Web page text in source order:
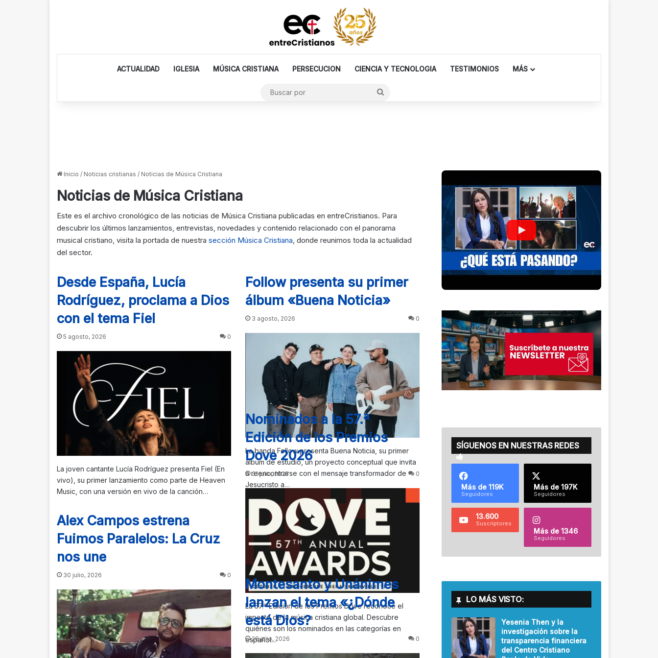
ACTUALIDAD IGLESIA MÚSICA CRISTIANA PERSECUCION CIENCIA Y TECNOLOGIA TESTIMONIOS MÁS
Inicio / Noticias cristianas / Noticias de Música Cristiana
Noticias de Música Cristiana
Este es el archivo cronológico de las noticias de Música Cristiana publicadas en entreCristianos. Para
descubrir los últimos lanzamientos, entrevistas, novedades y contenido relacionado con el panorama
musical cristiano, visita la portada de nuestra sección Música Cristiana, donde reunimos toda la actualidad
del sector.
Desde España, Lucía
Rodríguez, proclama a Dios
con el tema Fiel
5 agosto, 2026 0
La joven cantante Lucía Rodríguez presenta Fiel (En
vivo), su primer lanzamiento como parte de Heaven
Music, con una versión en vivo de la canción…
Follow presenta su primer
álbum «Buena Noticia»
3 agosto, 2026 0
La banda Follow presenta Buena Noticia, su primer
álbum de estudio, un proyecto conceptual que invita
a reencontrarse con el mensaje transformador de
Jesucristo a…
Nominados a la 57.ª
Edición de los Premios
Dove 2026
31 julio, 2026 0
La 57.ª Edición de los Premios Dove reconoce el
impacto de la música cristiana global. Descubre
quiénes son los nominados en las categorías en
español…
Alex Campos estrena
Fuimos Paralelos: La Cruz
nos une
30 julio, 2026 0
Montesanto y Unánimes
lanzan el tema «¿Dónde
está Dios?
28 julio, 2026 0
SÍGUENOS EN NUESTRAS REDES
Más de 119K
Seguidores
Más de 197K
Seguidores
13.600
Suscriptores
Más de 1346
Seguidores
LO MÁS VISTO:
Yesenia Then y la
investigación sobre la
transparencia financiera
del Centro Cristiano